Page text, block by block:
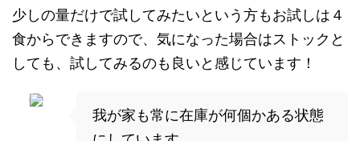
少しの量だけで試してみたいという方もお試しは４
食からできますので、気になった場合はストックと
しても、試してみるのも良いと感じています！
我が家も常に在庫が何個かある状態